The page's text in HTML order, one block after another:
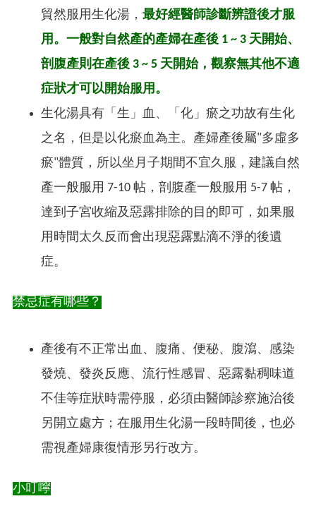
貿然服用生化湯， 最好經醫師診斷辨證後才服
用。一般對自然產的產婦在產後 1 ~ 3 天開始、
剖腹產則在產後 3 ~ 5 天開始，觀察無其他不適
症狀才可以開始服用。
生化湯具有「生」血、「化」瘀之功故有生化
之名，但是以化瘀血為主。產婦產後屬"多虛多
瘀"體質，所以坐月子期間不宜久服，建議自然
產一般服用 7-10 帖，剖腹產一般服用 5-7 帖，
達到子宮收縮及惡露排除的目的即可，如果服
用時間太久反而會出現惡露點滴不淨的後遺
症。
禁忌症有哪些？
產後有不正常出血、腹痛、便秘、腹瀉、感染
發燒、發炎反應、流行性感冒、惡露黏稠味道
不佳等症狀時需停服，必須由醫師診察施治後
另開立處方；在服用生化湯一段時間後，也必
需視產婦康復情形另行改方。
小叮嚀